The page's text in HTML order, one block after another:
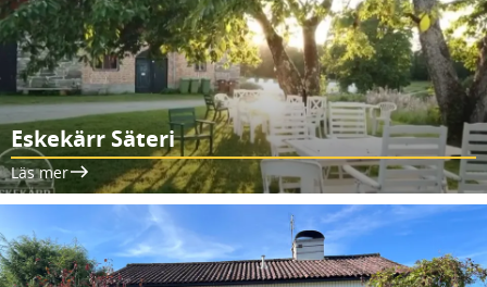
Eskekärr Säteri
Läs mer